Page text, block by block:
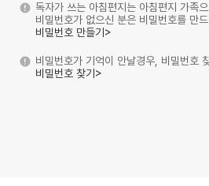
독자가 쓰는 아침편지는 아침편지 가족
비밀번호가 없으신 분은 비밀번호를 만
비밀번호 만들기>
비밀번호가 기억이 안날경우, 비밀번호
비밀번호 찾기>